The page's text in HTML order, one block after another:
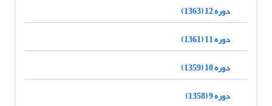
دوره 12 (1363)
دوره 11 (1361)
دوره 10 (1359)
دوره 9 (1358)